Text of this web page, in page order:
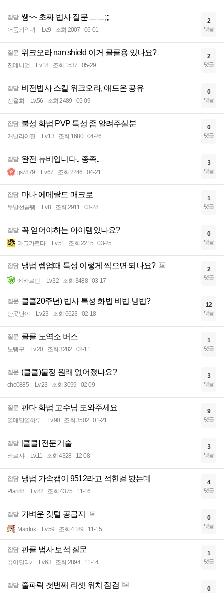
잡담 쌩~~ 초짜 법사 질문 ㅡㅡ;;;
어둠의악귀 Lv.9 조회 2007 06-01
2
댓글
질문 위크오라 nan shield 이거 클클용 있나요?
진데니얼 Lv.18 조회 1537 05-29
2
댓글
잡담 비전법사 스킬 위크오라, 애드온 공유
진율희 Lv.56 조회 2489 05-09
0
댓글
잡담 불성 화법 PVP 특성 좀 알려주실분
캐널라이진 Lv.13 조회 1680 04-26
0
댓글
잡담 완전 뉴비입니다.. 종족..
jjs7879 Lv.67 조회 2246 04-21
3
댓글
잡담 마나 에메랄드 매크로
두발선곰탱 Lv.8 조회 2911 03-28
1
댓글
잡담 꼭 얻어야하는 아이템있나요?
마그카르타 Lv.51 조회 2215 03-25
0
댓글
잡담 냉법 렙업때 특성 이렇게 찍으면 되나요?
에카르넨 Lv.32 조회 3488 03-17
2
댓글
질문 클클20주년) 법사 특성 화법 비법 냉법?
난못난이 Lv.23 조회 6623 02-18
12
댓글
질문 클클 노역소 버스
노탱구 Lv.20 조회 3282 02-11
1
댓글
질문 (클클)물정 원래 없어졌나요?
cho0885 Lv.23 조회 3099 02-09
3
댓글
질문 판다 화법 고수님 도와주세요
열매달열하루 Lv.90 조회 3502 01-21
9
댓글
잡담 [클클] 전문기술
라르샤 Lv.11 조회 4328 12-08
3
댓글
잡담 냉법 가속캡이 9512라고 적힌걸 봤는데
Plan88 Lv.82 조회 4375 11-16
4
댓글
잡담 가벼운 깃털 공급지
Mardok Lv.59 조회 4189 11-15
0
댓글
잡담 판클 법사 보석 질문
퓨어딜러z Lv.63 조회 2894 11-14
1
댓글
잡담 줄파락 첫번째 리셋 위치 점검 0